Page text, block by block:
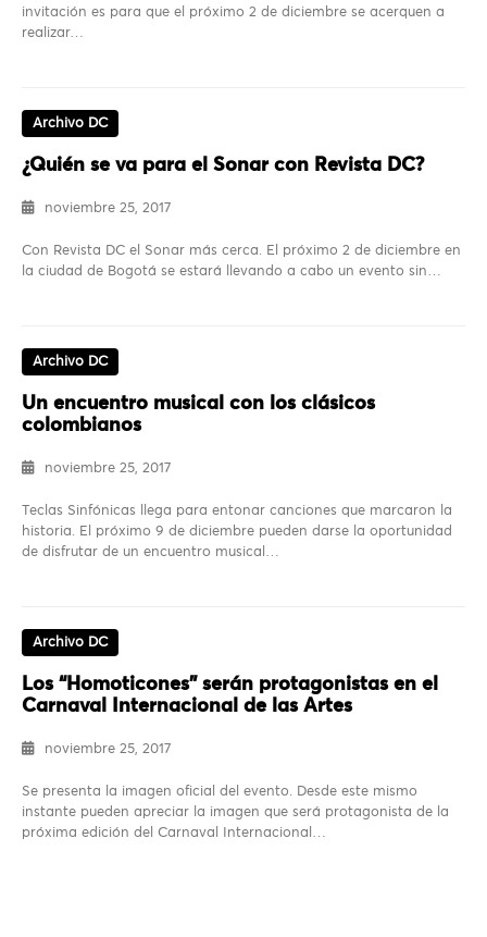
invitación es para que el próximo 2 de diciembre se acerquen a
realizar…
Archivo DC
¿Quién se va para el Sonar con Revista DC?
noviembre 25, 2017
Con Revista DC el Sonar más cerca. El próximo 2 de diciembre en
la ciudad de Bogotá se estará llevando a cabo un evento sin…
Archivo DC
Un encuentro musical con los clásicos
colombianos
noviembre 25, 2017
Teclas Sinfónicas llega para entonar canciones que marcaron la
historia. El próximo 9 de diciembre pueden darse la oportunidad
de disfrutar de un encuentro musical…
Archivo DC
Los “Homoticones” serán protagonistas en el
Carnaval Internacional de las Artes
noviembre 25, 2017
Se presenta la imagen oficial del evento. Desde este mismo
instante pueden apreciar la imagen que será protagonista de la
próxima edición del Carnaval Internacional…